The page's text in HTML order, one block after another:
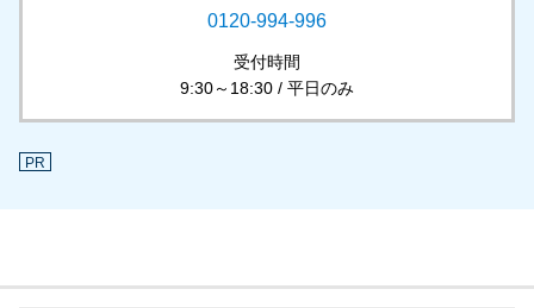
0120-994-996
受付時間
9:30～18:30 / 平日のみ
PR